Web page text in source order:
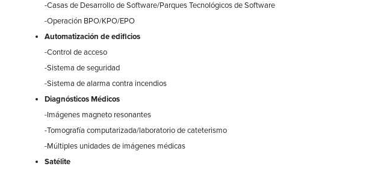
-Casas de Desarrollo de Software/Parques Tecnológicos de Software
-Operación BPO/KPO/EPO
Automatización de edificios
-Control de acceso
-Sistema de seguridad
-Sistema de alarma contra incendios
Diagnósticos Médicos
-Imágenes magneto resonantes
-Tomografía computarizada/laboratorio de cateterismo
-Múltiples unidades de imágenes médicas
Satélite